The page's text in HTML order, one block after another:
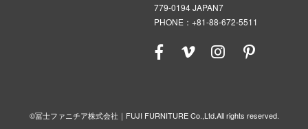
779-0194 JAPAN7
PHONE：+81-88-672-5511
©冨士ファニチア株式会社｜FUJI FURNITURE Co.,Ltd.All rights reserved.